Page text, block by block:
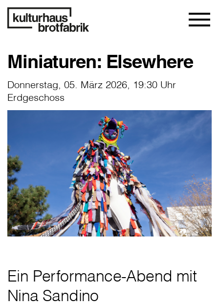
Miniaturen: Elsewhere
Donnerstag, 05. März 2026, 19:30 Uhr
Erdgeschoss
Ein Performance-Abend mit
Nina Sandino